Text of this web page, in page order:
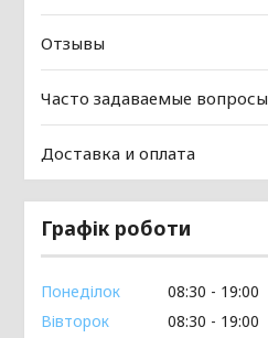
Отзывы
Часто задаваемые вопросы
Доставка и оплата
Графік роботи
Понеділок 08:30
19:00
Вівторок
08:30
19:00